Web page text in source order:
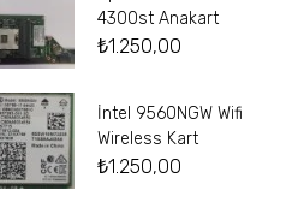
4300st Anakart
₺1.250,00
İntel 9560NGW Wifi
Wireless Kart
₺1.250,00